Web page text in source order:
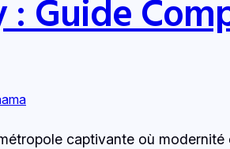
: Guide
captivante où